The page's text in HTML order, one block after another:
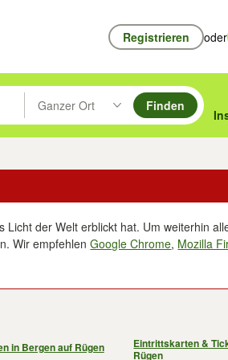
Registrieren oder
nach oben/unten durchsuchen und
Eingabetaste drücken um zu suchen,
Ganzer Ort
Suche im Umkreis des gewählten Orts
Finden
Licht der Welt erblickt hat. Um weiterhin
Wir empfehlenGoogle Chrome, Mozilla
in Bergen auf Rügen
Eintrittskarten &
Rügen